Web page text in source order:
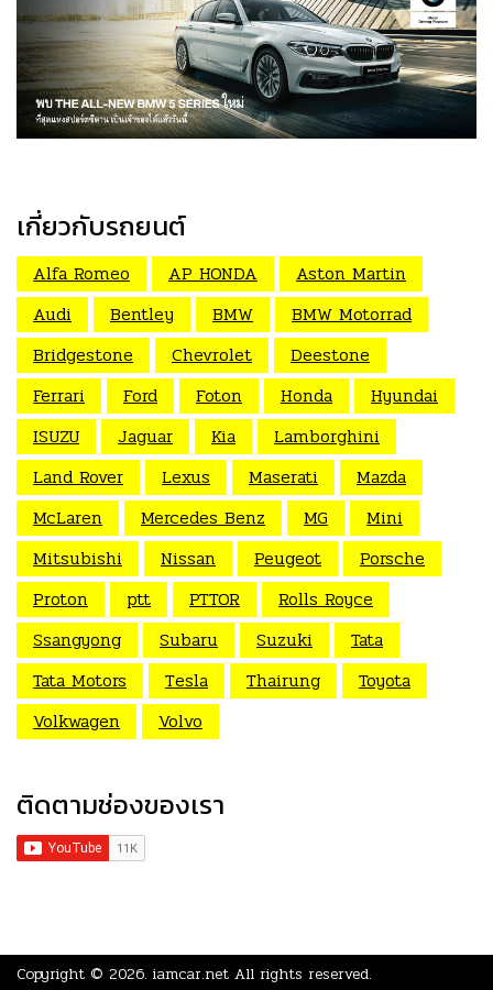
เกี่ยวกับรถยนต์
Alfa Romeo AP HONDA
Aston Martin
Audi
Bentley BMW
BMW Motorrad
Bridgestone
Chevrolet
Deestone
Ferrari
Ford Foton Honda
Hyundai
ISUZU
Jaguar Kia
Lamborghini
Land Rover
Lexus Maserati
Mazda
McLaren
Mercedes Benz MG
Mini
Mitsubishi
Nissan Peugeot
Porsche
Proton
ptt PTTOR
Rolls Royce
Ssangyong
Subaru Suzuki
Tata
Tata Motors
Tesla Thairung
Toyota
Volkwagen
Volvo
ติดตามช่องของเรา
Copyright © 2026. iamcar.net All rights reserved.